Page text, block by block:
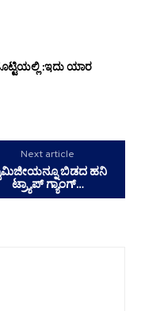
:ಇದು ಯಾರ
Next article
ಬಿಡದ ಹನಿ
ಟ್ರ್ಯಾಪ್ ಗ್ಯಾಂಗ್…